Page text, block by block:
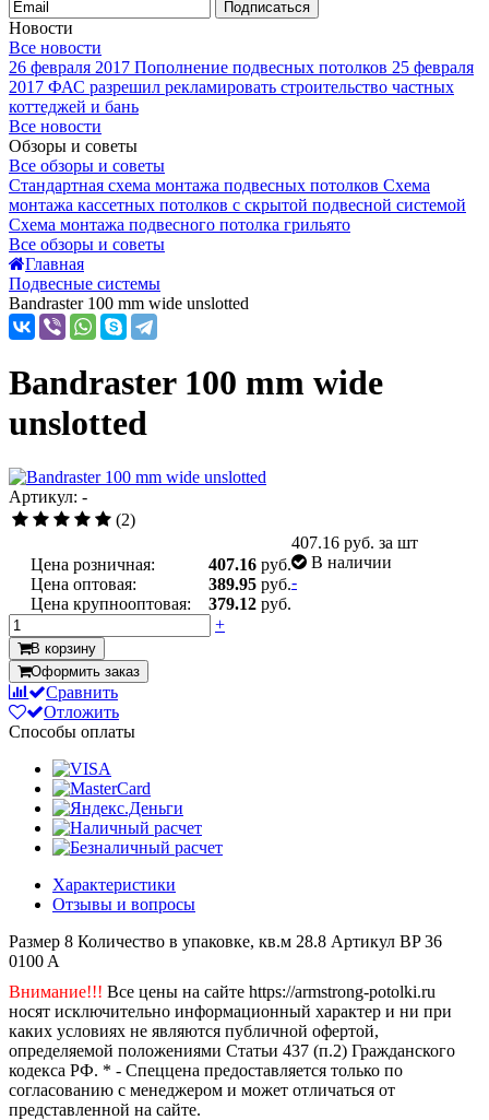
Подписаться
Новости
Все новости
26 февраля 2017 Пополнение подвесных потолков 25 февраля
2017 ФАС разрешил рекламировать строительство частных
коттеджей и бань
Все новости
Обзоры и советы
Все обзоры и советы
Стандартная схема монтажа подвесных потолков Схема
монтажа кассетных потолков с скрытой подвесной системой
Схема монтажа подвесного потолка грильято
Все обзоры и советы
Главная
Подвесные системы
Bandraster 100 mm wide unslotted
Bandraster 100 mm wide
unslotted
Артикул: -
(2)
Цена розничная: 407.16 руб.
Цена оптовая:
389.95 руб.
Цена крупнооптовая:
379.12 руб.
407.16 руб. за шт
В наличии
-
+
В корзину
Оформить заказ
Сравнить
Отложить
Способы оплаты
Характеристики
Отзывы и вопросы
Размер 8 Количество в упаковке, кв.м 28.8 Артикул BP 36
0100 A
Внимание!!! Все цены на сайте https://armstrong-potolki.ru
носят исключительно информационный характер и ни при
каких условиях не являются публичной офертой,
определяемой положениями Статьи 437 (п.2) Гражданского
кодекса РФ. * - Спеццена предоставляется только по
согласованию с менеджером и может отличаться от
представленной на сайте.